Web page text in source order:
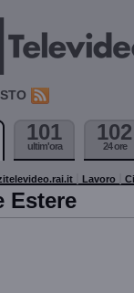
101
ultim'ora
102
24 ore
Lavoro
Estere